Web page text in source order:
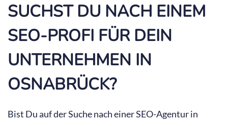
SUCHST DU NACH EINEM
SEO-PROFI FÜR DEIN
UNTERNEHMEN IN
OSNABRÜCK?
Bist Du auf der Suche nach einer SEO-Agentur in